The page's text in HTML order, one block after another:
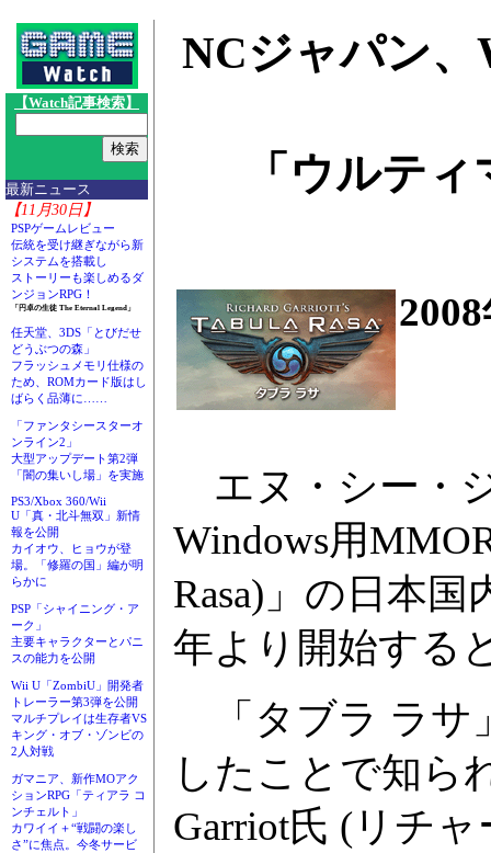
【Watch記事検索】
最新ニュース
【11月30日】
PSPゲームレビュー
伝統を受け継ぎながら新
システムを搭載し
ストーリーも楽しめるダ
ンジョンRPG！
「円卓の生徒 The Eternal Legend」
任天堂、3DS「とびだせ
どうぶつの森」
フラッシュメモリ仕様の
ため、ROMカード版はし
ばらく品薄に……
「ファンタシースターオ
ンライン2」
大型アップデート第2弾
「闇の集いし場」を実施
PS3/Xbox 360/Wii
U「真・北斗無双」新情
報を公開
カイオウ、ヒョウが登
場。「修羅の国」編が明
らかに
PSP「シャイニング・ア
ーク」
主要キャラクターとパニ
スの能力を公開
Wii U「ZombiU」開発者
トレーラー第3弾を公開
マルチプレイは生存者VS
キング・オブ・ゾンビの
2人対戦
ガマニア、新作MOアク
ションRPG「ティアラ コ
ンチェルト」
カワイイ＋“戦闘の楽し
さ”に焦点。今冬サービ
NCジャパン
「ウルテ
エヌ・シー・
Windows用
Rasa)」の日本
年より開始する
「タブラ ラサ
したことで知ら
Garriot氏 (リチ